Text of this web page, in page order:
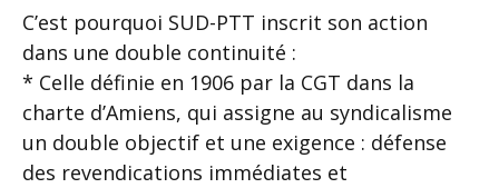
C’est pourquoi SUD-PTT inscrit son action
dans une double continuité :
* Celle définie en 1906 par la CGT dans la
charte d’Amiens, qui assigne au syndicalisme
un double objectif et une exigence : défense
des revendications immédiates et